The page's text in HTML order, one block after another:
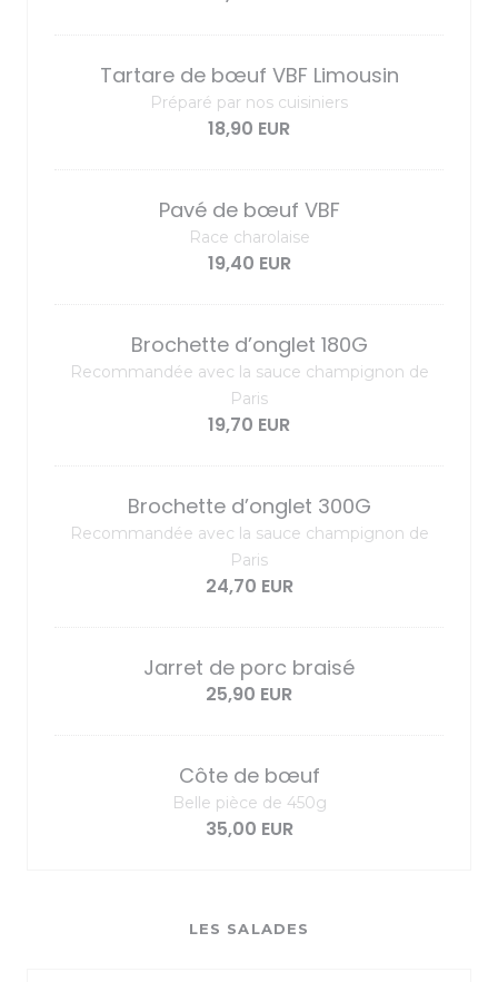
Tartare de bœuf VBF Limousin
Préparé par nos cuisiniers
18,90 EUR
Pavé de bœuf VBF
Race charolaise
19,40 EUR
Brochette d’onglet 180G
Recommandée avec la sauce champignon de
Paris
19,70 EUR
Brochette d’onglet 300G
Recommandée avec la sauce champignon de
Paris
24,70 EUR
Jarret de porc braisé
25,90 EUR
Côte de bœuf
Belle pièce de 450g
35,00 EUR
LES SALADES